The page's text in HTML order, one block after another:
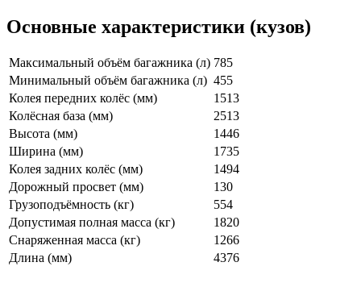
Основные характеристики (кузов)
Максимальный объём багажника (л) 785
Минимальный объём багажника (л) 455
Колея передних колёс (мм)
1513
Колёсная база (мм)
2513
Высота (мм)
1446
Ширина (мм)
1735
Колея задних колёс (мм)
1494
Дорожный просвет (мм)
130
Грузоподъёмность (кг)
554
Допустимая полная масса (кг)
1820
Снаряженная масса (кг)
1266
Длина (мм)
4376